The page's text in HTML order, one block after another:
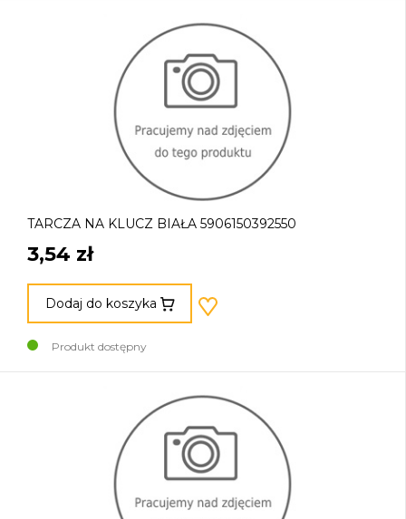
TARCZA NA KLUCZ BIAŁA 5906150392550
3,54 zł
Dodaj do koszyka
Produkt dostępny